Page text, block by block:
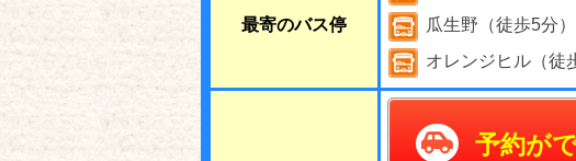
最寄のバス停
瓜生野（徒歩5分）
オレンジヒル（徒
予約が